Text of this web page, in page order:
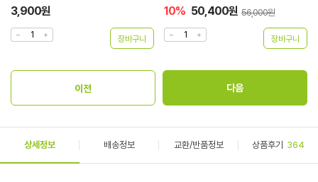
3,900원 10% 50,400원 56,000원
상세정보 배송정보 교환/반품정보 상품후기 364